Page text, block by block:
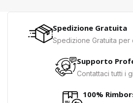
Spedizione Gratuita
Spedizione Gratuita per
Supporto
Contattaci tutti i
100%